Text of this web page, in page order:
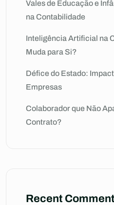
Vales de Educação e
na Contabilidade
Inteligência Artificial na
Muda para Si?
Défice do Estado:
Empresas
Colaborador que Não
Contrato?
Recent